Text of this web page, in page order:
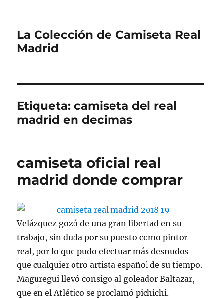
La Colección de Camiseta Real
Madrid
Etiqueta:camiseta del real
madrid en decimas
camiseta oficial real
madrid donde comprar
Velázquez gozó de una gran libertad en su
trabajo, sin duda por su puesto como pintor
real, por lo que pudo efectuar más desnudos
que cualquier otro artista español de su tiempo.
Maguregui llevó consigo al goleador Baltazar,
que en el Atlético se proclamó pichichi.